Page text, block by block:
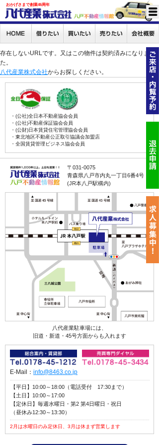
おかげさまで創業46周年
存在しないURLです。又はこの物件は契約済みになりまし
た。
八代産業株式会社からお探しください。
・(公社)全日本不動産協会会員
・(公社)不動産保証協会会員
・(公財)日本賃貸住宅管理協会会員
・東北地区不動産公正取引協議会加盟店
・全国賃貸管理ビジネス協会会員
〒031-0075
青森県八戸市内丸一丁目6番4号
(JR本八戸駅構内)
八代産業駐車場には、
旧道・新道・45号方面からも入れます
E-Mail： info@8463.co.jp
【平日】10:00～18:00（電話受付 17:30まで）
【土日】10:00～17:00
【定休日】毎週水曜日・第2 第4日曜日・祝日
（昼休み12:30～13:30）
2月は水曜日のみ定休日、3月は休まず営業します